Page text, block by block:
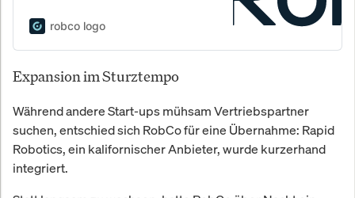
Board und dem Rückhalt, Spirit und
robco logo
Expansion im Sturztempo
Während andere Start-ups mühsam Vertriebspartner
suchen, entschied sich RobCo für eine Übernahme: Rapid
Robotics, ein kalifornischer Anbieter, wurde kurzerhand
integriert.